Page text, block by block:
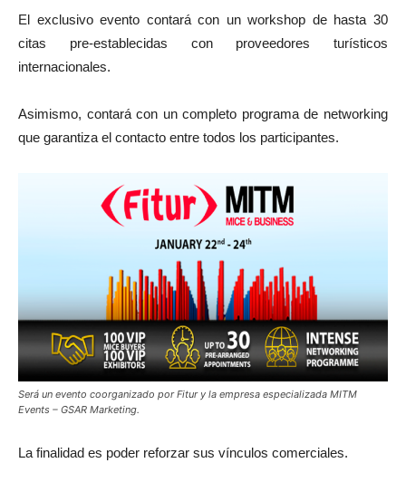
El exclusivo evento contará con un workshop de hasta 30
citas pre-establecidas con proveedores turísticos
internacionales.
Asimismo, contará con un completo programa de networking
que garantiza el contacto entre todos los participantes.
Será un evento coorganizado por Fitur y la empresa especializada MITM
Events – GSAR Marketing.
La finalidad es poder reforzar sus vínculos comerciales.